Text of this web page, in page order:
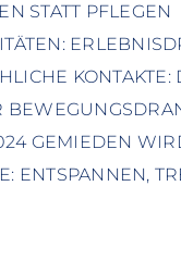
STATT PFLEGEN
KONTAKTE:
GEMIEDEN
ENTSPANNEN,